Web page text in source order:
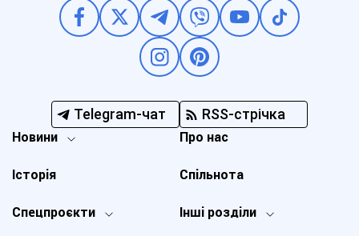
Telegram-чат RSS-стрічка
Новини
Спецпроєкти Інші розділи
Історія
Про нас
Спільнота